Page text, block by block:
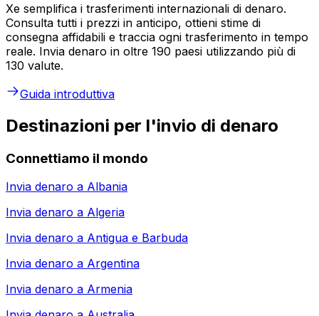
Xe semplifica i trasferimenti internazionali di denaro.
Consulta tutti i prezzi in anticipo, ottieni stime di
consegna affidabili e traccia ogni trasferimento in tempo
reale. Invia denaro in oltre 190 paesi utilizzando più di
130 valute.
Guida introduttiva
Destinazioni per l'invio di denaro
Connettiamo il mondo
Invia denaro a Albania
Invia denaro a Algeria
Invia denaro a Antigua e Barbuda
Invia denaro a Argentina
Invia denaro a Armenia